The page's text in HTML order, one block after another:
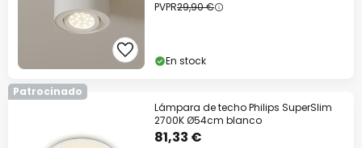
PVPR29,90 €
En stock
Patrocinado
Lámpara de techo Philips SuperSlim
2700K Ø54cm blanco
81,33 €